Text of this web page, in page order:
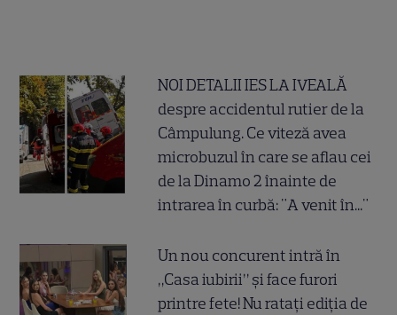
NOI DETALII IES LA IVEALĂ
despre accidentul rutier de la
Câmpulung. Ce viteză avea
microbuzul în care se aflau cei
de la Dinamo 2 înainte de
intrarea în curbă: "A venit în..."
Un nou concurent intră în
„Casa iubirii” și face furori
printre fete! Nu ratați ediția de